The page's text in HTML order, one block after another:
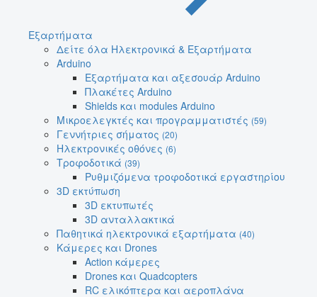
Εξαρτήματα
Δείτε όλα Ηλεκτρονικά & Εξαρτήματα
Arduino
Εξαρτήματα και αξεσουάρ Arduino
Πλακέτες Arduino
Shields και modules Arduino
Μικροελεγκτές και προγραμματιστές (59)
Γεννήτριες σήματος (20)
Ηλεκτρονικές οθόνες (6)
Τροφοδοτικά (39)
Ρυθμιζόμενα τροφοδοτικά εργαστηρίου
3D εκτύπωση
3D εκτυπωτές
3D ανταλλακτικά
Παθητικά ηλεκτρονικά εξαρτήματα (40)
Κάμερες και Drones
Action κάμερες
Drones και Quadcopters
RC ελικόπτερα και αεροπλάνα